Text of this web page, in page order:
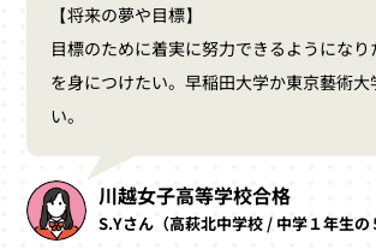
【将来の夢や目標】
目標のために着実に努力できるようになり
を身につけたい。早稲田大学か東京藝術大
い。
川越女子高等学校合格
S.Yさん（高萩北中学校 / 中学１年生の